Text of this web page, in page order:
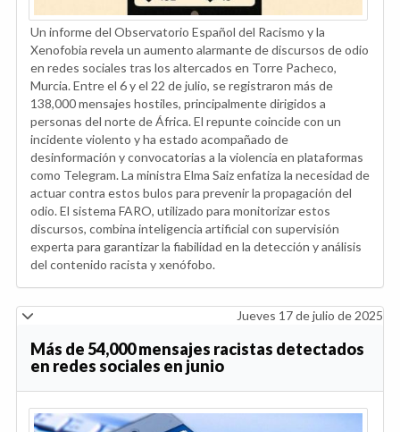
Un informe del Observatorio Español del Racismo y la
Xenofobia revela un aumento alarmante de discursos de odio
en redes sociales tras los altercados en Torre Pacheco,
Murcia. Entre el 6 y el 22 de julio, se registraron más de
138,000 mensajes hostiles, principalmente dirigidos a
personas del norte de África. El repunte coincide con un
incidente violento y ha estado acompañado de
desinformación y convocatorias a la violencia en plataformas
como Telegram. La ministra Elma Saiz enfatiza la necesidad de
actuar contra estos bulos para prevenir la propagación del
odio. El sistema FARO, utilizado para monitorizar estos
discursos, combina inteligencia artificial con supervisión
experta para garantizar la fiabilidad en la detección y análisis
del contenido racista y xenófobo.
Jueves 17 de julio de 2025
Más de 54,000 mensajes racistas detectados
en redes sociales en junio